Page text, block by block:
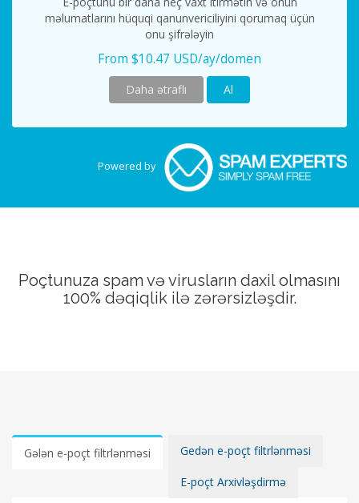
məlumatlarını hüquqi qanunvericiliyini qorumaq üçün
onu şifrələyin
From $10.47 USD/ay/domen
Daha ətraflı Al
Powered by
Poçtunuza spam və virusların daxil olmasını
100% dəqiqlik ilə zərərsizləşdir.
Gələn e-poçt filtrlənməsi Gedən e-poçt filtrlənməsi
E-poçt Arxivləşdirmə